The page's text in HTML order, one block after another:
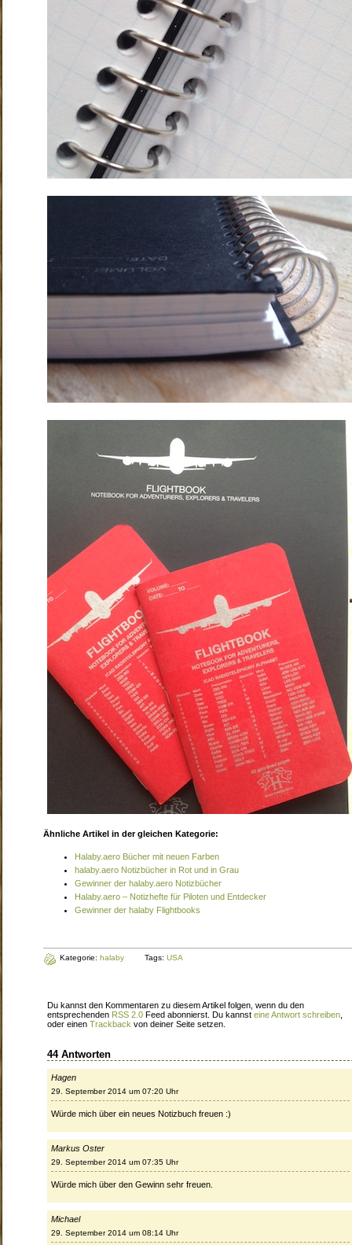
Ähnliche Artikel in der gleichen Kategorie:
Halaby.aero Bücher mit neuen Farben
halaby.aero Notizbücher in Rot und in Grau
Gewinner der halaby.aero Notizbücher
Halaby.aero – Notizhefte für Piloten und Entdecker
Gewinner der halaby Flightbooks
Kategorie: halaby Tags: USA
Du kannst den Kommentaren zu diesem Artikel folgen, wenn du den
entsprechenden RSS 2.0 Feed abonnierst. Du kannst eine Antwort schreiben
oder einen Trackback von deiner Seite setzen.
44 Antworten
Hagen
29. September 2014 um 07:20 Uhr
Würde mich über ein neues Notizbuch freuen :)
Markus Oster
29. September 2014 um 07:35 Uhr
Würde mich über den Gewinn sehr freuen.
Michael
29. September 2014 um 08:14 Uhr